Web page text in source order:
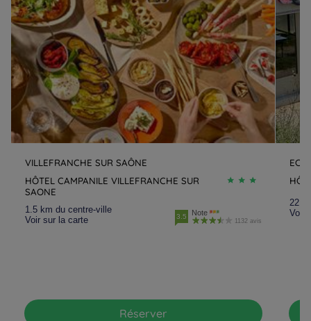
VILLEFRANCHE SUR SAÔNE
HÔTEL CAMPANILE VILLEFRANCHE SUR
SAONE
1.5 km du centre-ville
Voir sur la carte
3.5 Note
1132 avis
Réserver
22.7
Voir